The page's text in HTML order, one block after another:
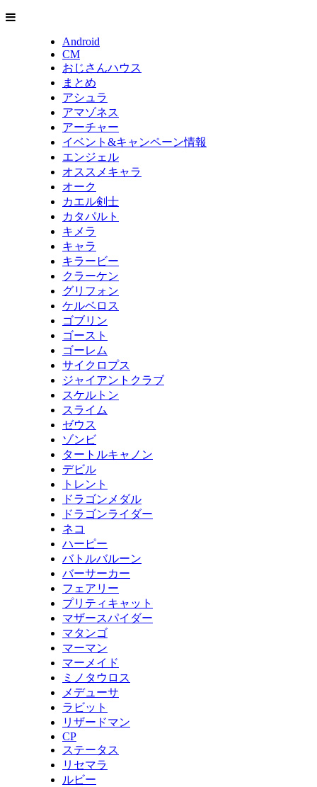
Android
CM
おじさんハウス
まとめ
アシュラ
アマゾネス
アーチャー
イベント&キャンペーン情報
エンジェル
オススメキャラ
オーク
カエル剣士
カタパルト
キメラ
キャラ
キラービー
クラーケン
グリフォン
ケルベロス
ゴブリン
ゴースト
ゴーレム
サイクロプス
ジャイアントクラブ
スケルトン
スライム
ゼウス
ゾンビ
タートルキャノン
デビル
トレント
ドラゴンメダル
ドラゴンライダー
ネコ
ハーピー
バトルバルーン
バーサーカー
フェアリー
プリティキャット
マザースパイダー
マタンゴ
マーマン
マーメイド
ミノタウロス
メデューサ
ラビット
リザードマン
CP
ステータス
リセマラ
ルビー